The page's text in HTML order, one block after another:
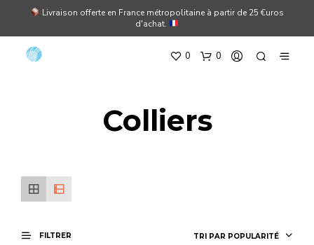
Livraison offerte en France métropolitaine à partir de 25 €uros
d'achat.
0 0
Colliers
FILTRER TRI PAR POPULARITÉ